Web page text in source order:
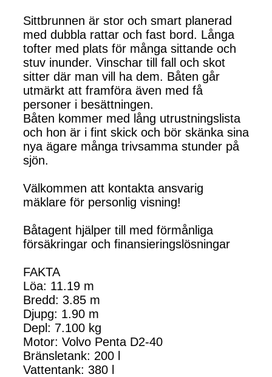
Sittbrunnen är stor och smart planerad
med dubbla rattar och fast bord. Långa
tofter med plats för många sittande och
stuv inunder. Vinschar till fall och skot
sitter där man vill ha dem. Båten går
utmärkt att framföra även med få
personer i besättningen.
Båten kommer med lång utrustningslista
och hon är i fint skick och bör skänka sina
nya ägare många trivsamma stunder på
sjön.
Välkommen att kontakta ansvarig
mäklare för personlig visning!
Båtagent hjälper till med förmånliga
försäkringar och finansieringslösningar
FAKTA
Löa: 11.19 m
Bredd: 3.85 m
Djupg: 1.90 m
Depl: 7.100 kg
Motor: Volvo Penta D2-40
Bränsletank: 200 l
Vattentank: 380 l